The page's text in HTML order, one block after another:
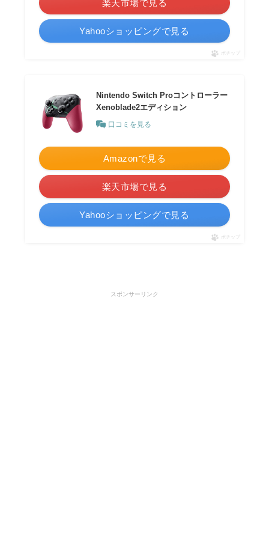
楽天市場で見る
Yahooショッピングで見る
ポチップ
Nintendo Switch Proコントローラー
Xenoblade2エディション
口コミを見る
Amazonで見る
楽天市場で見る
Yahooショッピングで見る
ポチップ
スポンサーリンク